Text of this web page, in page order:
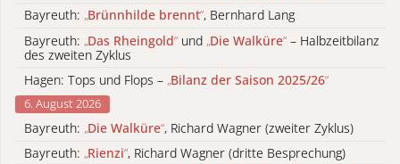
Bayreuth: „Brünnhilde brennt“, Bernhard Lang
Bayreuth: „Das Rheingold“ und „Die Walküre“ – Halbzeitbilanz
des zweiten Zyklus
Hagen: Tops und Flops – „Bilanz der Saison 2025/26“
6. August 2026
Bayreuth: „Die Walküre“, Richard Wagner (zweiter Zyklus)
Bayreuth: „Rienzi“, Richard Wagner (dritte Besprechung)